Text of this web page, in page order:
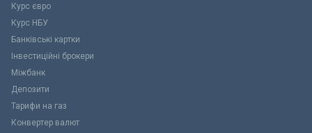
Курс євро
Курс НБУ
Банківські картки
Інвестиційні брокери
Міжбанк
Депозити
Тарифи на газ
Конвертер валют